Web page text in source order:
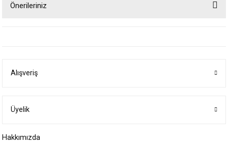
Önerileriniz
Ürün bilgilerinde hatalar bulunuyor.
Bu ürüne benzer farklı alternatifler olmalı.
Alışveriş
Üyelik
Hakkımızda